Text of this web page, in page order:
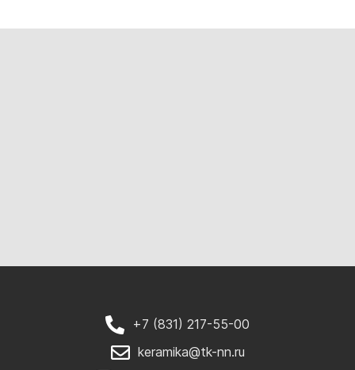
+7 (831) 217-55-00
keramika@tk-nn.ru